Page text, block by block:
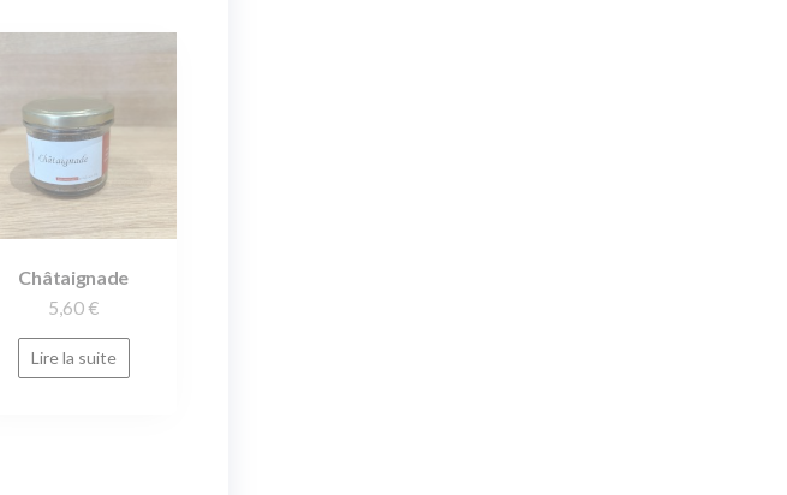
Châtaignade
5,60 €
Lire la suite